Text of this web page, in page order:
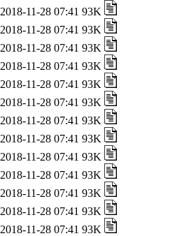
2018-11-28 07:41 93K
2018-11-28 07:41 93K
2018-11-28 07:41 93K
2018-11-28 07:41 93K
2018-11-28 07:41 93K
2018-11-28 07:41 93K
2018-11-28 07:41 93K
2018-11-28 07:41 93K
2018-11-28 07:41 93K
2018-11-28 07:41 93K
2018-11-28 07:41 93K
2018-11-28 07:41 93K
2018-11-28 07:41 93K